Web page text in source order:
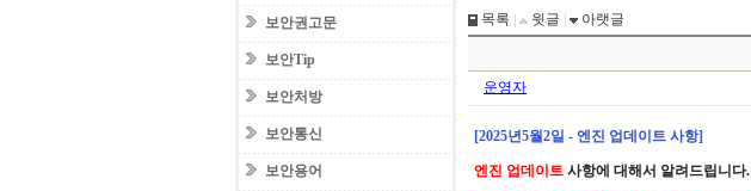
보안권고문
보안Tip
보안처방
보안통신
보안용어
목록 윗글
아랫글
운영자
[2025년5월2일 - 엔진 업데이트 사항]
엔진 업데이트 사항에 대해서 알려드립니다.